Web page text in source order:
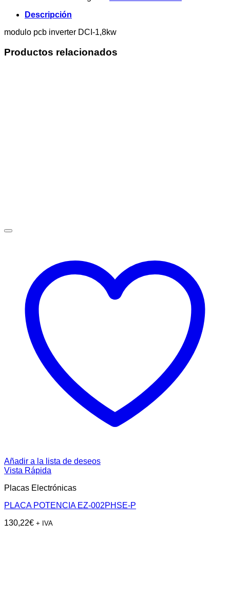
1,8kw
cantidad
Descripción
modulo pcb inverter DCI-1,8kw
Productos relacionados
Añadir a la lista de deseos
Vista Rápida
Placas Electrónicas
PLACA POTENCIA EZ-002PHSE-P
130,22€ + IVA